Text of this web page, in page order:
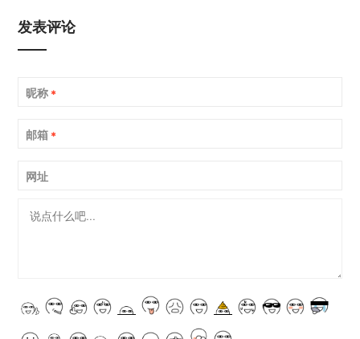
发表评论
昵称 *
邮箱 *
网址